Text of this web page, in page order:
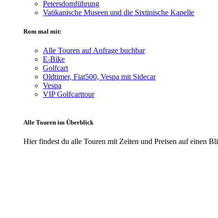
Petersdomführung
Vatikanische Museen und die Sixtinische Kapelle
Rom mal mit:
Alle Touren auf Anfrage buchbar
E-Bike
Golfcart
Oldtimer, Fiat500, Vespa mit Sidecar
Vespa
VIP Golfcarttour
Alle Touren im Überblick
Hier findest du alle Touren mit Zeiten und Preisen auf einen